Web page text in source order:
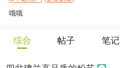
哦哦
综合 帖子 笔记